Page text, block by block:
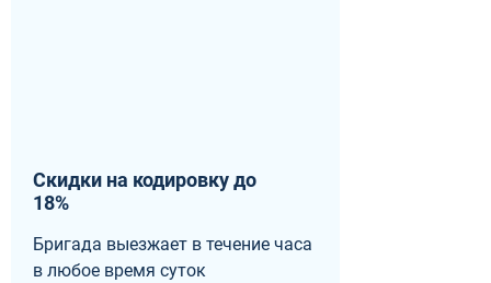
Скидки на кодировку до
18%
Бригада выезжает в течение часа
в любое время суток